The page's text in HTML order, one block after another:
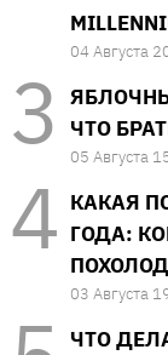
04 Августа
ЧТО
05 Августа
КАКАЯ
ГОДА:
03 Августа
ЧТО